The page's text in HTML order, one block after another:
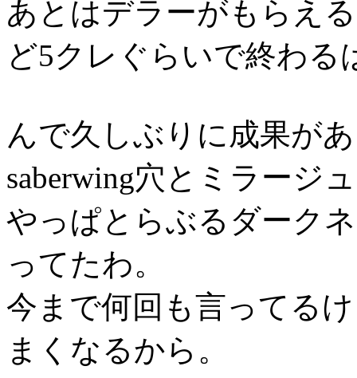
あとはデラーがもらえ
ど5クレぐらいで終わる
んで久しぶりに成果が
saberwing穴とミラージ
やっぱとらぶるダーク
ってたわ。
今まで何回も言ってる
まくなるから。